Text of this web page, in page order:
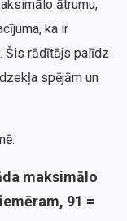
ātrumu,
ka ir
Šis rādītājs palīdz
spējām un
maksimālo
91 =